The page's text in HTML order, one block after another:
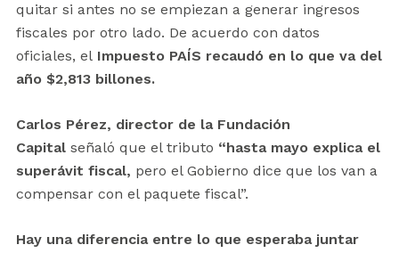
quitar si antes no se empiezan a generar ingresos
fiscales por otro lado. De acuerdo con datos
oficiales, el Impuesto PAÍS recaudó en lo que va del
año $2,813 billones.
Carlos Pérez, director de la Fundación
Capital señaló que el tributo “hasta mayo explica el
superávit fiscal, pero el Gobierno dice que los van a
compensar con el paquete fiscal”.
Hay una diferencia entre lo que esperaba juntar